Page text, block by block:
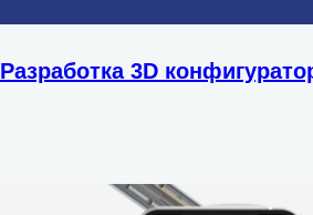
Разработка 3D